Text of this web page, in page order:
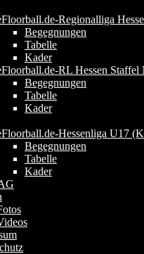
Regionalliga
Begegnungen
Tabelle
Kader
RL Hessen
Begegnungen
Tabelle
Kader
Hessenliga U17
Begegnungen
Tabelle
Kader